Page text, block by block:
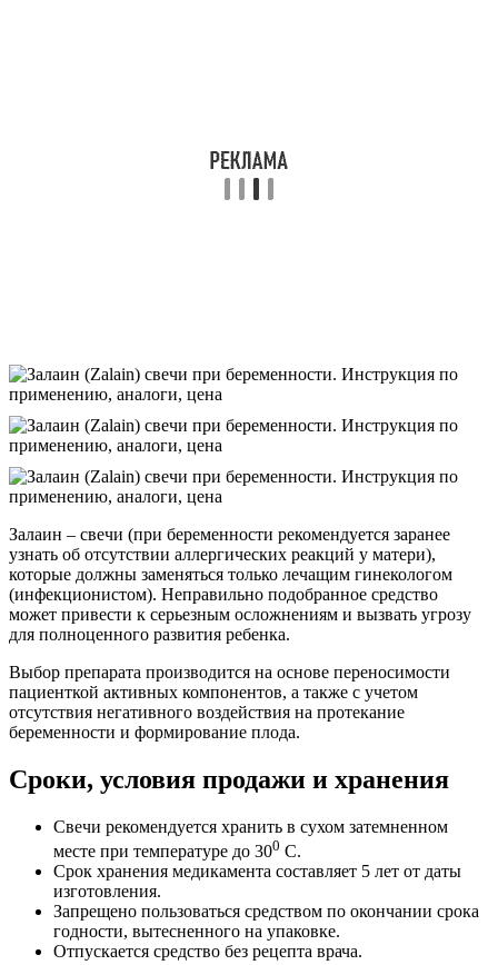
Залаин – свечи (при беременности рекомендуется заранее
узнать об отсутствии аллергических реакций у матери),
которые должны заменяться только лечащим гинекологом
(инфекционистом). Неправильно подобранное средство
может привести к серьезным осложнениям и вызвать угрозу
для полноценного развития ребенка.
Выбор препарата производится на основе переносимости
пациенткой активных компонентов, а также с учетом
отсутствия негативного воздействия на протекание
беременности и формирование плода.
Сроки, условия продажи и хранения
Свечи рекомендуется хранить в сухом затемненном
месте при температуре до 300 C.
Срок хранения медикамента составляет 5 лет от даты
изготовления.
Запрещено пользоваться средством по окончании срока
годности, вытесненного на упаковке.
Отпускается средство без рецепта врача.